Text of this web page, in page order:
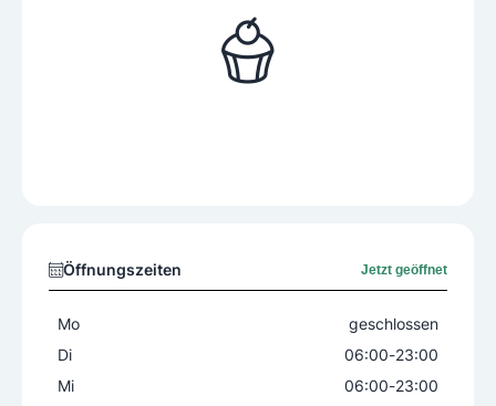
Öffnungszeiten Jetzt geöffnet
Mo
geschlossen
Di
06:00-23:00
Mi
06:00-23:00